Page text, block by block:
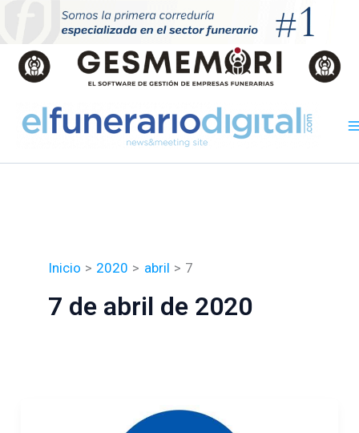
contenido
Inicio 2020 abril 7
7 de abril de 2020